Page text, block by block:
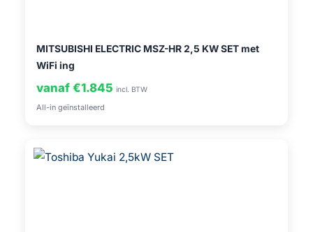
MITSUBISHI ELECTRIC MSZ-HR 2,5 KW SET met
WiFi ing
vanaf €1.845 incl. BTW
All-in geïnstalleerd